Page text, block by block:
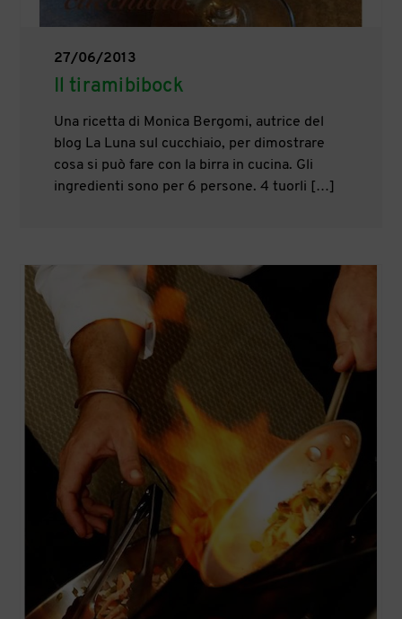
27/06/2013
Il tiramibibock
Una ricetta di Monica Bergomi, autrice del
blog La Luna sul cucchiaio, per dimostrare
cosa si può fare con la birra in cucina. Gli
ingredienti sono per 6 persone. 4 tuorli […]